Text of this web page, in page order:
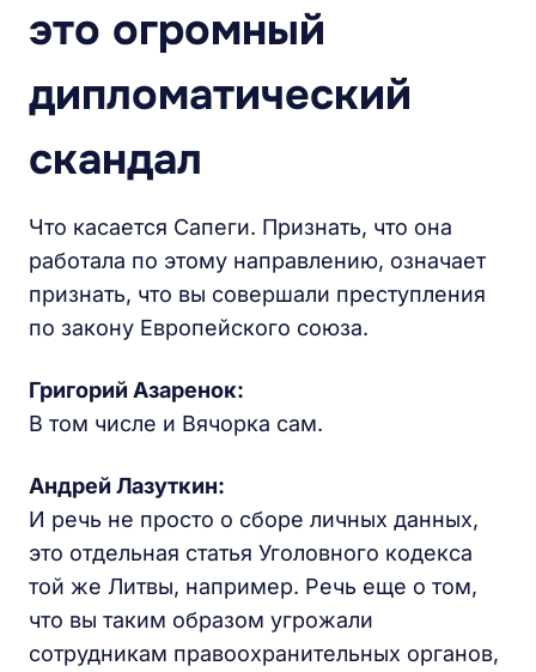
это огромный
дипломатический
скандал
Что касается Сапеги. Признать, что она
работала по этому направлению, означает
признать, что вы совершали преступления
по закону Европейского союза.
Григорий Азаренок:
В том числе и Вячорка сам.
Андрей Лазуткин:
И речь не просто о сборе личных данных,
это отдельная статья Уголовного кодекса
той же Литвы, например. Речь еще о том,
что вы таким образом угрожали
сотрудникам правоохранительных органов,